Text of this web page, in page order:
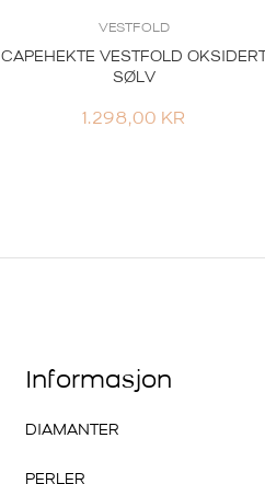
VESTFOLD
CAPEHEKTE VESTFOLD OKSIDERT
SØLV
1.298,00 KR
Informasjon
DIAMANTER
PERLER